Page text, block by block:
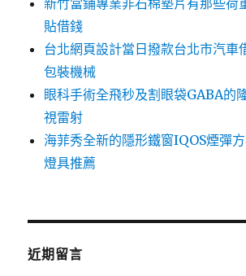
新竹當鋪專業非石棉墊片有那些荷
貼借錢
台北網頁設計當日撥款台北市汽
包裝機械
眼科手術全飛秒及割眼袋GABA的
視雷射
海菲秀全新的隱形鐵窗IQOS煙彈
燈具推薦
近期留言